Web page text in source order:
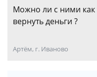
Можно ли с ними как
вернуть деньги ?
Артём, г. Иваново